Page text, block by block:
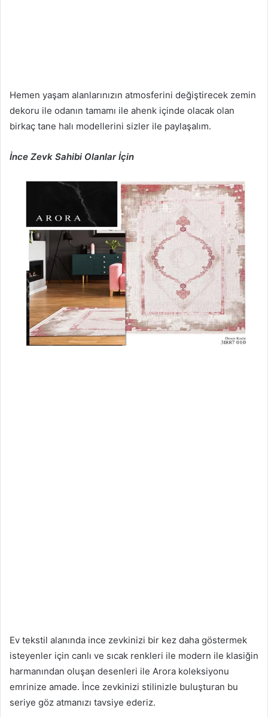
Hemen yaşam alanlarınızın atmosferini değiştirecek zemin
dekoru ile odanın tamamı ile ahenk içinde olacak olan
birkaç tane halı modellerini sizler ile paylaşalım.
İnce Zevk Sahibi Olanlar İçin
Ev tekstil alanında ince zevkinizi bir kez daha göstermek
isteyenler için canlı ve sıcak renkleri ile modern ile klasiğin
harmanından oluşan desenleri ile Arora koleksiyonu
emrinize amade. İnce zevkinizi stilinizle buluşturan bu
seriye göz atmanızı tavsiye ederiz.